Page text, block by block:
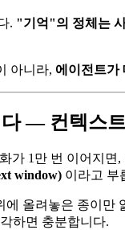
. "기억"의 정체는
아니라, 에이전트가
다 — 컨텍스
가 1만 번 이어지
window) 이라고 부
에 올려놓은 종이만
하면 충분합니다.